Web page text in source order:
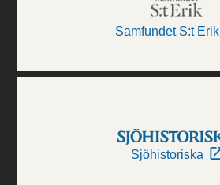
Samfundet S:t Erik
Sjöhistoriska